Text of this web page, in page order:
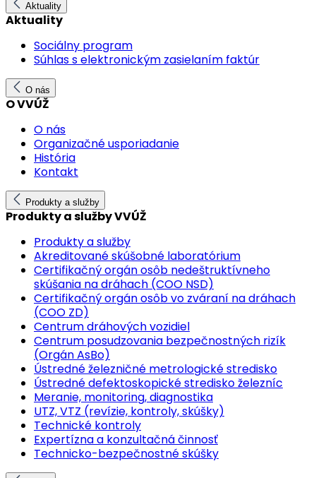
Aktuality
Aktuality
Sociálny program
Súhlas s elektronickým zasielaním faktúr
O nás
O VVÚŽ
O nás
Organizačné usporiadanie
História
Kontakt
Produkty a služby
Produkty a služby VVÚŽ
Produkty a služby
Akreditované skúšobné laboratórium
Certifikačný orgán osôb nedeštruktívneho
skúšania na dráhach (COO NSD)
Certifikačný orgán osôb vo zváraní na dráhach
(COO ZD)
Centrum dráhových vozidiel
Centrum posudzovania bezpečnostných rizík
(Orgán AsBo)
Ústredné železničné metrologické stredisko
Ústredné defektoskopické stredisko železníc
Meranie, monitoring, diagnostika
UTZ, VTZ (revízie, kontroly, skúšky)
Technické kontroly
Expertízna a konzultačná činnosť
Technicko-bezpečnostné skúšky